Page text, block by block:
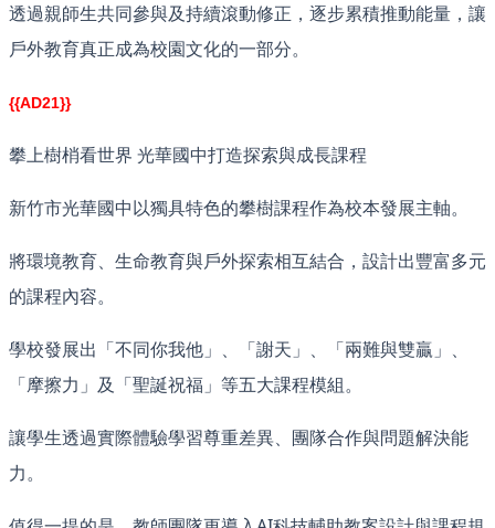
透過親師生共同參與及持續滾動修正，逐步累積推動能量，讓
戶外教育真正成為校園文化的一部分。
{{AD21}}
攀上樹梢看世界 光華國中打造探索與成長課程
新竹市光華國中以獨具特色的攀樹課程作為校本發展主軸。
將環境教育、生命教育與戶外探索相互結合，設計出豐富多元
的課程內容。
學校發展出「不同你我他」、「謝天」、「兩難與雙贏」、
「摩擦力」及「聖誕祝福」等五大課程模組。
讓學生透過實際體驗學習尊重差異、團隊合作與問題解決能
力。